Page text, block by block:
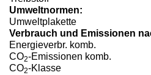
Umweltnormen:
Umweltplakette
Verbrauch und Emissionen
Energieverbr. komb.
CO2-Emissionen komb.
CO2-Klasse